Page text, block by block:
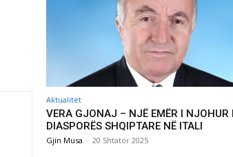
Aktualitet
VERA GJONAJ – NJË EMËR I NJOHUR I
DIASPORËS SHQIPTARE NË ITALI
Gjin Musa - 20 Shtator 2025